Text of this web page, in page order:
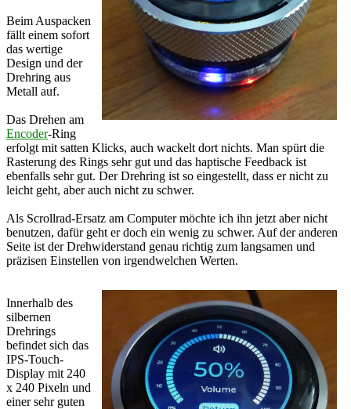
Beim Auspacken
fällt einem sofort
das wertige
Design und der
Drehring aus
Metall auf.
Das Drehen am
Encoder-Ring
erfolgt mit satten Klicks, auch wackelt dort nichts. Man spürt die
Rasterung des Rings sehr gut und das haptische Feedback ist
ebenfalls sehr gut. Der Drehring ist so eingestellt, dass er nicht zu
leicht geht, aber auch nicht zu schwer.
Als Scrollrad-Ersatz am Computer möchte ich ihn jetzt aber nicht
benutzen, dafür geht er doch ein wenig zu schwer. Auf der anderen
Seite ist der Drehwiderstand genau richtig zum langsamen und
präzisen Einstellen von irgendwelchen Werten.
Innerhalb des
silbernen
Drehrings
befindet sich das
IPS-Touch-
Display mit 240
x 240 Pixeln und
einer sehr guten